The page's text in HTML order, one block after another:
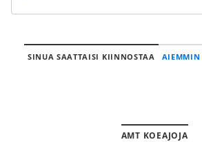
SINUA SAATTAISI KIINNOSTAA AIEMMIN
AMT KOEAJOJA